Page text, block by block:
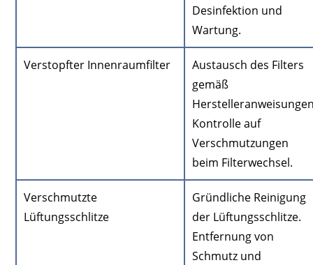
Desinfektion und
Wartung.
Verstopfter Innenraumfilter
Austausch des Filters
gemäß
Kontrolle auf
Verschmutzungen
beim Filterwechsel.
Verschmutzte
Lüftungsschlitze
Gründliche Reinigung
der Lüftungsschlitze.
Entfernung von
Schmutz und